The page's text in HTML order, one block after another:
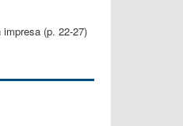
(p. 22-27)